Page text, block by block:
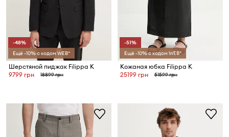
-48%
Ещё -10% с кодом WEB*
Шерстяной пиджак Filippa K
9799 грн
18899 грн
-51%
Ещё -10% с кодом WEB*
Кожаная юбка Filippa K
25199 грн
51599 грн